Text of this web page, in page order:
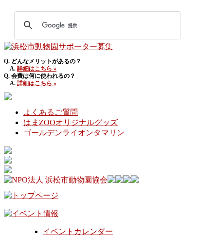
Q. どんなメリットがあるの？
A. 詳細はこちら »
Q. 会費は何に使われるの？
A. 詳細はこちら »
よくあるご質問
はまZOOオリジナルグッズ
ゴールデンライオンタマリン
イベントカレンダー